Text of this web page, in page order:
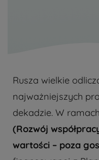
Rusza wielkie
najważniejszych
dekadzie. W
(Rozwój
wartości – poza